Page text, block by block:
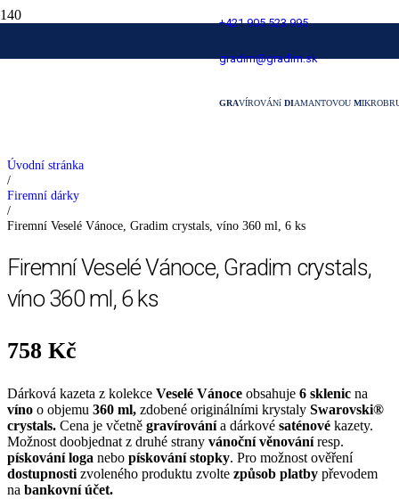
+421 905 523 995
gradim@gradim.sk
GRAVÍROVÁNí DIAMANTOVOU M
Úvodní stránka
/
Firemní dárky
/
Firemní Veselé Vánoce, Gradim crystals, víno 360 ml, 6 ks
Firemní Veselé Vánoce, Gradim crystals,
víno 360 ml, 6 ks
758 Kč
Dárková kazeta z kolekce Veselé Vánoce obsahuje 6 sklenic na
víno o objemu 360 ml, zdobené originálními krystaly Swarovski®
crystals. Cena je včetně gravírovánía dárkové saténové kazety.
Možnost doobjednat z druhé strany vánoční věnováníresp.
pískování loga nebo pískování stopky. Pro možnost ověření
dostupnosti zvoleného produktu zvolte způsob platby převodem
na bankovní účet.